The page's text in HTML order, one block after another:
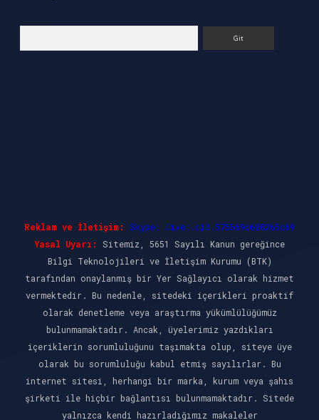
Reklam ve İletişim:
Skype: live:.cid.575569c608265c69
Yasal Uyarı:
Sitemiz, 5651 Sayılı Kanun gereğince
Bilgi Teknolojileri ve İletişim Kurumu (BTK)
tarafından onaylanmış bir Yer Sağlayıcı olarak hizmet
vermektedir. Bu nedenle, sitedeki içerikleri proaktif
olarak denetleme veya araştırma yükümlülüğümüz
bulunmamaktadır. Ancak, üyelerimiz yazdıkları
içeriklerin sorumluluğunu taşımakta olup, siteye üye
olarak bu sorumluluğu kabul etmiş sayılırlar. Bu
internet sitesi, herhangi bir marka, kurum veya şahıs
şirketi ile hiçbir bağlantısı bulunmamaktadır. Sitede
yalnızca kendi hazırladığımız makaleler